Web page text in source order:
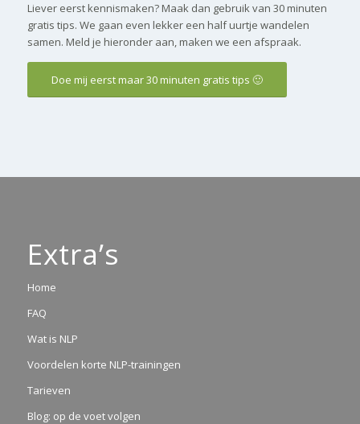
Liever eerst kennismaken? Maak dan gebruik van 30 minuten
gratis tips. We gaan even lekker een half uurtje wandelen
samen. Meld je hieronder aan, maken we een afspraak.
Doe mij eerst maar 30 minuten gratis tips 🙂
Extra’s
Home
FAQ
Wat is NLP
Voordelen korte NLP-trainingen
Tarieven
Blog: op de voet volgen